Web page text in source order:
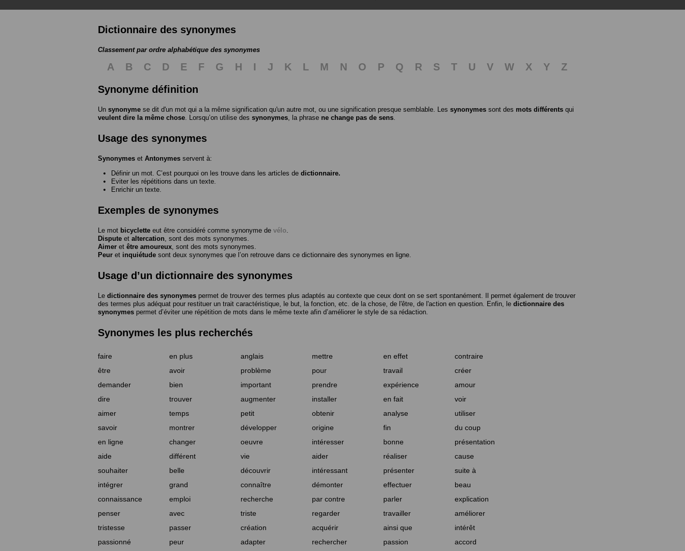
Dictionnaire des synonymes
Classement par ordre alphabétique des synonymes
A B C D E F G H I J K L M N O P Q R S T U V W X Y
Z
Synonyme définition
Un synonyme se dit d'un mot qui a la même signification qu'un autre mot, ou une signification presque semblable. Les synonymes sont des mots différents qui
veulent dire la même chose . Lorsqu’on utilise des synonymes , la phrase ne change pas de sens
Usage des synonymes
Synonymes et Antonymes servent à:
Définir un mot. C’est pourquoi on les trouve dans les articles de dictionnaire.
Eviter les répétitions dans un texte.
Enrichir un texte.
Exemples de synonymes
Le mot bicyclette eut être considéré comme synonyme de vélo
Dispute et altercation , sont des mots synonymes.
Aimer et être amoureux , sont des mots synonymes.
Peur et inquiétude sont deux synonymes que l’on retrouve dans ce dictionnaire des synonymes en ligne.
Usage d’un dictionnaire des synonymes
Le dictionnaire des synonymes permet de trouver des termes plus adaptés au contexte que ceux dont on se sert spontanément. Il permet également de trouver
des termes plus adéquat pour restituer un trait caractéristique, le but, la fonction, etc. de la chose, de l'être, de l'action en question. Enfin, le dictionnaire des
synonymes permet d’éviter une répétition de mots dans le même texte afin d’améliorer le style de sa rédaction.
Synonymes les plus recherchés
faire en plus anglais mettre en effet
contraire
être
avoir problème pour travail
créer
demander
bien important prendre expérience
amour
dire
trouver augmenter installer en fait
voir
aimer
temps petit obtenir analyse
utiliser
savoir
montrer développer origine fin
du coup
en ligne
changer oeuvre intéresser bonne
présentation
aide
différent vie aider réaliser
cause
souhaiter
belle découvrir intéressant présenter
suite à
intégrer
grand connaître démonter effectuer
beau
connaissance
emploi recherche par contre parler
explication
penser
avec triste regarder travailler
améliorer
tristesse
passer création acquérir ainsi que
intérêt
passionné
peur adapter rechercher passion accord